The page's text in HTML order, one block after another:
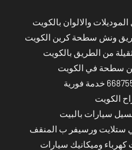
والالوان بالكويت
ونش سطحة كرين الكويت
من الطريق بالكويت
سطحة في الكويت
الكويت
سيارات بالبيت
ستلايت ورسيفر ب المنقف
كهرباء وميكانيك سيارات